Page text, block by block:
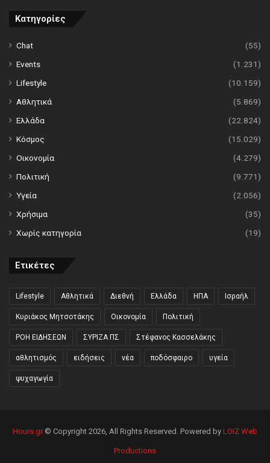
Κατηγορίες
Chat
(55)
Events
(1.231)
Lifestyle
(10.159)
Αθλητικά
(5.869)
Ελλάδα
(22.824)
Κόσμος
(15.029)
Οικονομία
(4.279)
Πολιτική
(9.771)
Υγεία
(2.056)
Χρήσιμα
(35)
Χωρίς κατηγορία
(19)
Ετικέτες
Lifestyle Αθλητικά Διεθνή Ελλάδα ΗΠΑ Ισραήλ
Κυριάκος Μητσοτάκης Οικονομία Πολιτική
ΡΟΗ ΕΙΔΗΣΕΩΝ ΣΥΡΙΖΑ ΠΣ Στέφανος Κασσελάκης
αθλητισμός ειδήσεις νέα ποδόσφαιρο υγεία
ψυχαγωγία
Hours.gr© Copyright 2026, All Rights Reserved. Powered by LOIZ Web
Productions